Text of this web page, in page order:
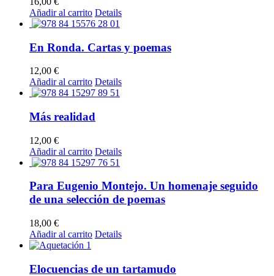
Añadir al carrito Details
En Ronda. Cartas y poemas
12,00 €
Añadir al carrito Details
Más realidad
12,00 €
Añadir al carrito Details
Para Eugenio Montejo. Un homenaje seguido
de una selección de poemas
18,00 €
Añadir al carrito Details
Elocuencias de un tartamudo